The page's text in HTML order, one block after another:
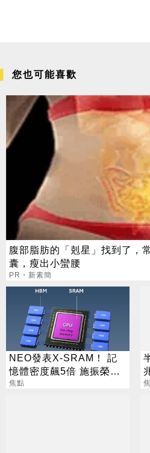
您也可能喜歡
腹部脂肪的「剋星」找到了，
囊，瘦出小蠻腰
PR・新素簡
NEO發表X-SRAM！ 記
憶體密度飆5倍 施振榮：
半導體迎新革命
焦點